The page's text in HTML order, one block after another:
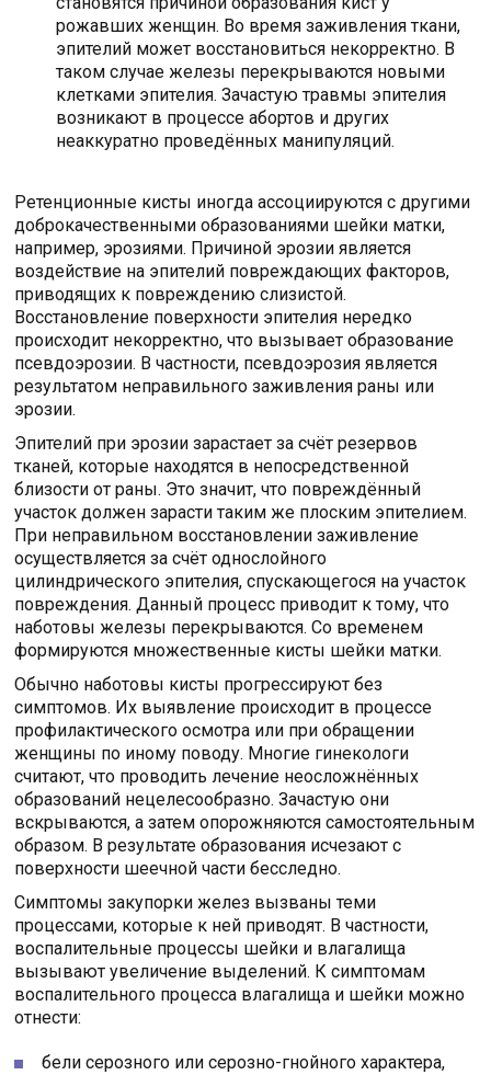
рожавших женщин. Во время заживления ткани,
эпителий может восстановиться некорректно. В
таком случае железы перекрываются новыми
клетками эпителия. Зачастую травмы эпителия
возникают в процессе абортов и других
неаккуратно проведённых манипуляций.
Ретенционные кисты иногда ассоциируются с другими
доброкачественными образованиями шейки матки,
например, эрозиями. Причиной эрозии является
воздействие на эпителий повреждающих факторов,
приводящих к повреждению слизистой.
Восстановление поверхности эпителия нередко
происходит некорректно, что вызывает образование
псевдоэрозии. В частности, псевдоэрозия является
результатом неправильного заживления раны или
эрозии.
Эпителий при эрозии зарастает за счёт резервов
тканей, которые находятся в непосредственной
близости от раны. Это значит, что повреждённый
участок должен зарасти таким же плоским эпителием.
При неправильном восстановлении заживление
осуществляется за счёт однослойного
цилиндрического эпителия, спускающегося на участок
повреждения. Данный процесс приводит к тому, что
наботовы железы перекрываются. Со временем
формируются множественные кисты шейки матки.
Обычно наботовы кисты прогрессируют без
симптомов. Их выявление происходит в процессе
профилактического осмотра или при обращении
женщины по иному поводу. Многие гинекологи
считают, что проводить лечение неосложнённых
образований нецелесообразно. Зачастую они
вскрываются, а затем опорожняются самостоятельным
образом. В результате образования исчезают с
поверхности шеечной части бесследно.
Симптомы закупорки желез вызваны теми
процессами, которые к ней приводят. В частности,
воспалительные процессы шейки и влагалища
вызывают увеличение выделений. К симптомам
воспалительного процесса влагалища и шейки можно
отнести:
бели серозного или серозно-гнойного характера,